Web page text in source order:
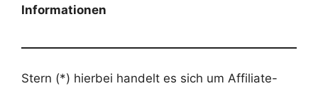
Informationen
Stern (*) hierbei handelt es sich um Affiliate-